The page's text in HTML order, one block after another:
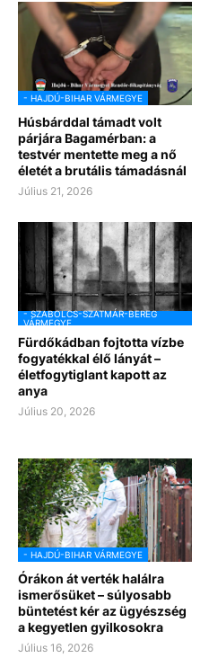
- HAJDÚ-BIHAR VÁRMEGYE
Húsbárddal támadt volt
párjára Bagamérban: a
testvér mentette meg a nő
életét a brutális támadásnál
Július 21, 2026
- SZABOLCS-SZATMÁR-BEREG
VÁRMEGYE
Fürdőkádban fojtotta vízbe
fogyatékkal élő lányát –
életfogytiglant kapott az
anya
Július 20, 2026
- HAJDÚ-BIHAR VÁRMEGYE
Órákon át verték halálra
ismerősüket – súlyosabb
büntetést kér az ügyészség
a kegyetlen gyilkosokra
Július 16, 2026